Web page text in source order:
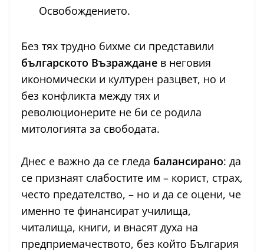
Освобождението.
Без тях трудно бихме си представили
българското Възраждане в неговия
икономически и културен разцвет, но и
без конфликта между тях и
революционерите не би се родила
митологията за свободата.
Днес е важно да се гледа балансирано: да
се признаят слабостите им – корист, страх,
често предателство, – но и да се оцени, че
именно те финансират училища,
читалища, книги, и внасят духа на
предприемачеството, без който България